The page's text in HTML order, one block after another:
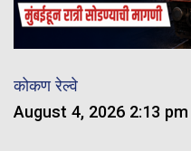
कोकण रेल्वे
August 4, 2026 2:13 pm